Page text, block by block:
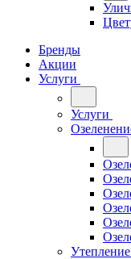
Бренды
Акции
Услуги
Услуги